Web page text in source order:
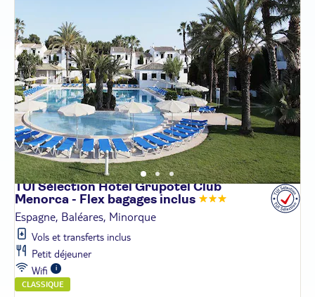
TUI Sélection Hôtel Grupotel Club
Menorca - Flex bagages inclus
Espagne, Baléares, Minorque
Vols et transferts inclus
Petit déjeuner
Wifi
CLASSIQUE